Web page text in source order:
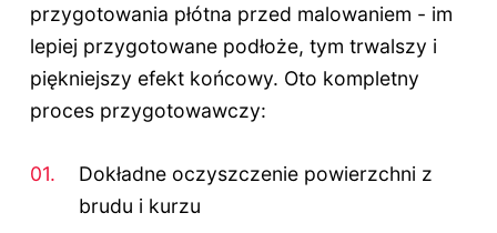
przygotowania płótna przed malowaniem - im
lepiej przygotowane podłoże, tym trwalszy i
piękniejszy efekt końcowy. Oto kompletny
proces przygotowawczy:
Dokładne oczyszczenie powierzchni z
brudu i kurzu